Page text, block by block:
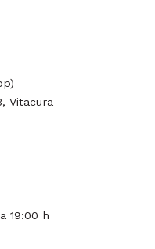
Vitacura
19:00 h